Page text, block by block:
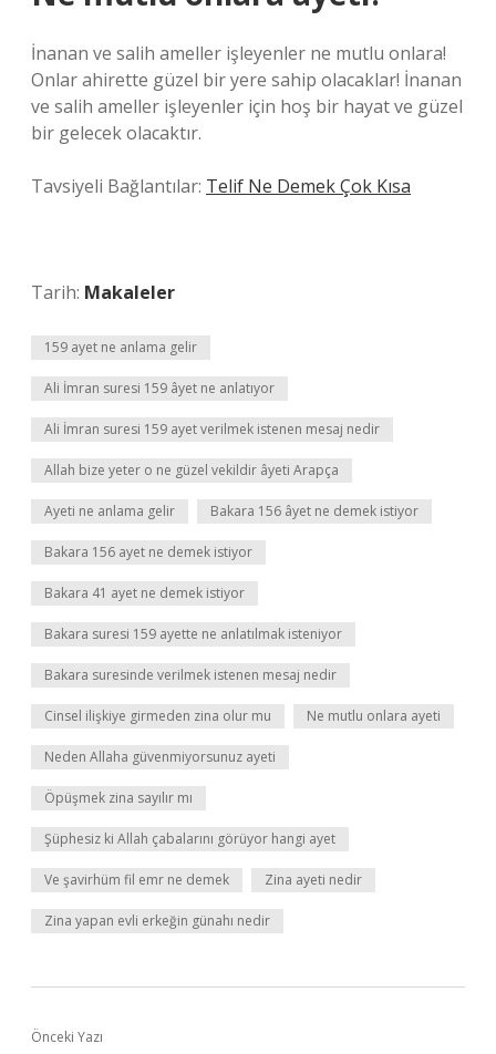
İnanan ve salih ameller işleyenler ne mutlu onlara!
Onlar ahirette güzel bir yere sahip olacaklar! İnanan
ve salih ameller işleyenler için hoş bir hayat ve güzel
bir gelecek olacaktır.
Tavsiyeli Bağlantılar: Telif Ne Demek Çok Kısa
Tarih: Makaleler
159 ayet ne anlama gelir
Ali İmran suresi 159 âyet ne anlatıyor
Ali İmran suresi 159 ayet verilmek istenen mesaj nedir
Allah bize yeter o ne güzel vekildir âyeti Arapça
Ayeti ne anlama gelir Bakara 156 âyet ne demek istiyor
Bakara 156 ayet ne demek istiyor
Bakara 41 ayet ne demek istiyor
Bakara suresi 159 ayette ne anlatılmak isteniyor
Bakara suresinde verilmek istenen mesaj nedir
Cinsel ilişkiye girmeden zina olur mu Ne mutlu onlara ayeti
Neden Allaha güvenmiyorsunuz ayeti
Öpüşmek zina sayılır mı
Şüphesiz ki Allah çabalarını görüyor hangi ayet
Ve şavirhüm fil emr ne demek Zina ayeti nedir
Zina yapan evli erkeğin günahı nedir
Önceki Yazı